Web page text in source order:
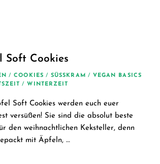
Soft Cookies
/ COOKIES / SÜSSKRAM /
VEGAN BASICS
/ WINTERZEIT
Soft Cookies werden euch euer
versüßen! Sie sind die absolut beste
den weihnachtlichen Keksteller, denn
mit Äpfeln, …